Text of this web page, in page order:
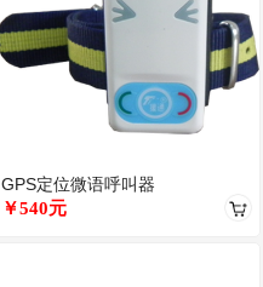
GPS定位微语呼叫器
￥540元